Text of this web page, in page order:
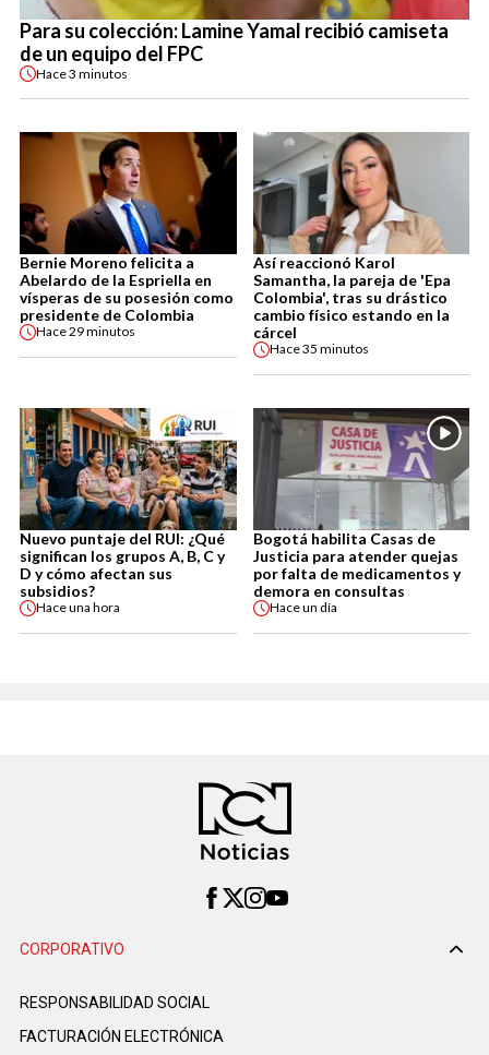
Para su colección: Lamine Yamal recibió camiseta
de un equipo del FPC
Hace3 minutos
Bernie Moreno felicita a
Abelardo de la Espriella en
vísperas de su posesión como
presidente de Colombia
Hace29 minutos
Así reaccionó Karol
Samantha, la pareja de 'Epa
Colombia', tras su drástico
cambio físico estando en la
cárcel
Hace35 minutos
Nuevo puntaje del RUI: ¿Qué
significan los grupos A, B, C y
D y cómo afectan sus
subsidios?
Haceuna hora
Bogotá habilita Casas de
Justicia para atender quejas
por falta de medicamentos y
demora en consultas
Haceun día
CORPORATIVO
RESPONSABILIDAD SOCIAL
FACTURACIÓN ELECTRÓNICA